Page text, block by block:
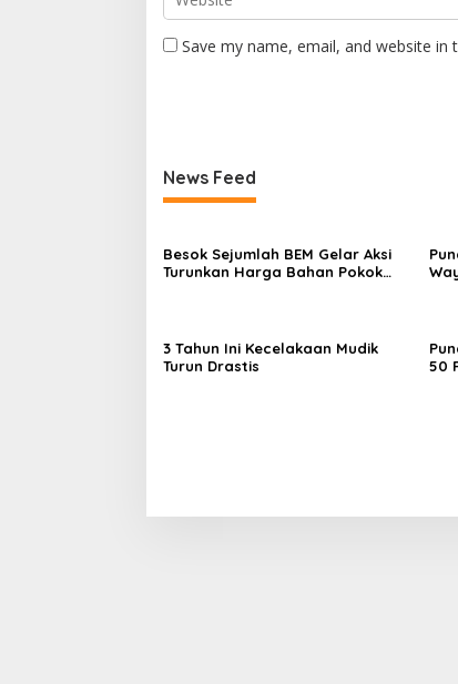
Save my name, email, and website
News Feed
Besok Sejumlah BEM Gelar Aksi
Turunkan Harga Bahan Pokok
3 Tahun Ini Kecelakaan Mudik
Turun Drastis
50